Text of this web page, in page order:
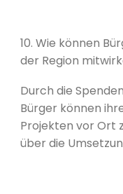
10. Wie können
der Region
Durch die
Bürger können
Projekten vor Ort
über die